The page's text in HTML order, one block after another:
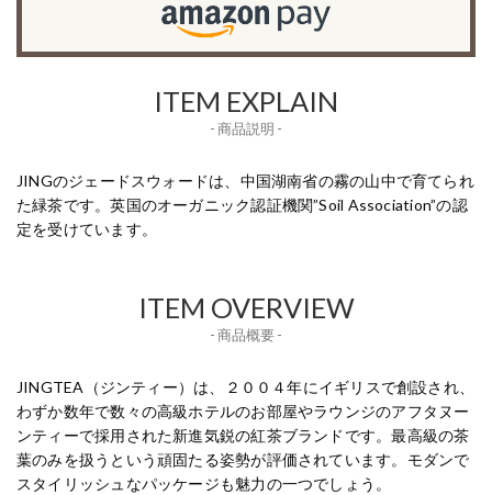
ITEM EXPLAIN
- 商品説明 -
JINGのジェードスウォードは、中国湖南省の霧の山中で育てられ
た緑茶です。英国のオーガニック認証機関”Soil Association”の認
定を受けています。
ITEM OVERVIEW
- 商品概要 -
JINGTEA（ジンティー）は、２００４年にイギリスで創設され、
わずか数年で数々の高級ホテルのお部屋やラウンジのアフタヌー
ンティーで採用された新進気鋭の紅茶ブランドです。最高級の茶
葉のみを扱うという頑固たる姿勢が評価されています。モダンで
スタイリッシュなパッケージも魅力の一つでしょう。